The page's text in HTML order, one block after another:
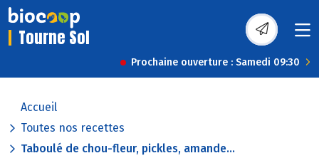
Tourne Sol
Prochaine ouverture : Samedi 09:30
Accueil
Toutes nos recettes
Taboulé de chou-fleur, pickles, amande...